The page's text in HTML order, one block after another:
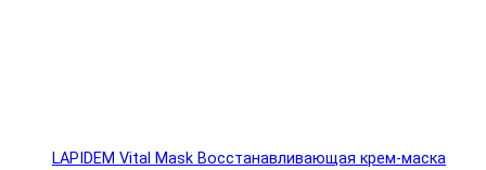
LAPIDEM Vital Mask Восстанавливающая крем-маска